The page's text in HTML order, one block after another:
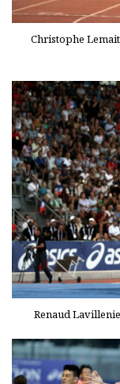
Christophe
Renaud